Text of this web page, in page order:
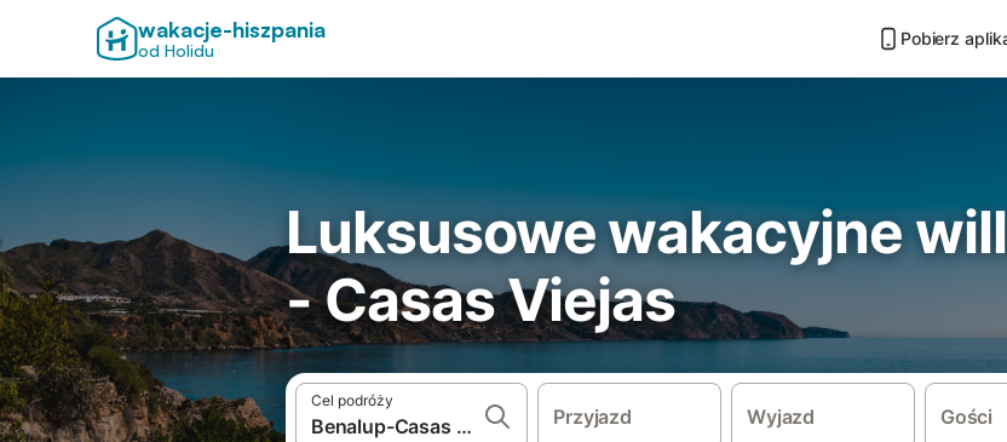
wakacje-hiszpania
od Holidu
Pobierz
Luksusowe wakacyjne
- Casas Viejas
Cel podróży
Przyjazd Wyjazd Gości